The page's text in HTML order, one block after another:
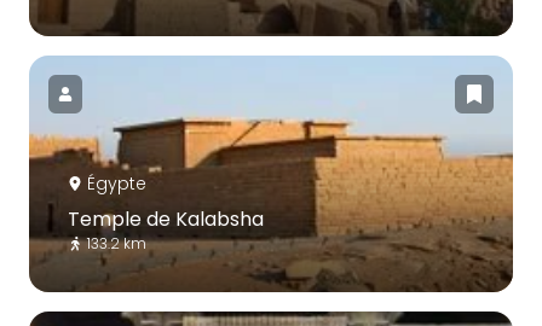
Égypte
Temple de Kalabsha
133.2 km